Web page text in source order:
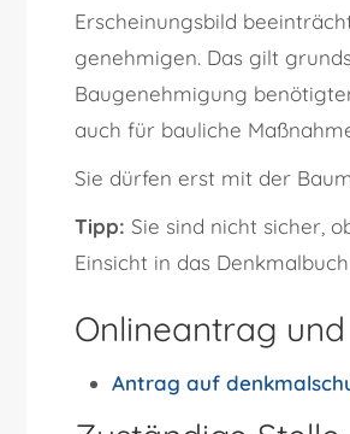
Erscheinungsbild
genehmigen. Das gilt
Baugenehmigung
auch für bauliche
Sie dürfen erst mit der
Tipp: Sie sind nicht sicher,
Einsicht in das
Onlineantrag
Antrag auf